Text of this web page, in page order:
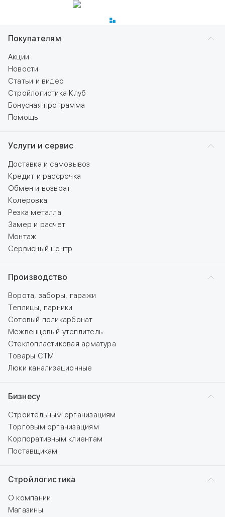
Покупателям
Акции
Новости
Статьи и видео
Стройлогистика Клуб
Бонусная программа
Помощь
Услуги и сервис
Доставка и самовывоз
Кредит и рассрочка
Обмен и возврат
Колеровка
Резка металла
Замер и расчет
Монтаж
Сервисный центр
Производство
Ворота, заборы, гаражи
Теплицы, парники
Сотовый поликарбонат
Межвенцовый утеплитель
Стеклопластиковая арматура
Товары СТМ
Люки канализационные
Бизнесу
Строительным организациям
Торговым организациям
Корпоративным клиентам
Поставщикам
Стройлогистика
О компании
Магазины